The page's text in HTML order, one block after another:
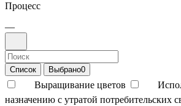
Процесс
—
Список Выбрано0
Выращивание цветов
назначению с утратой потребительских